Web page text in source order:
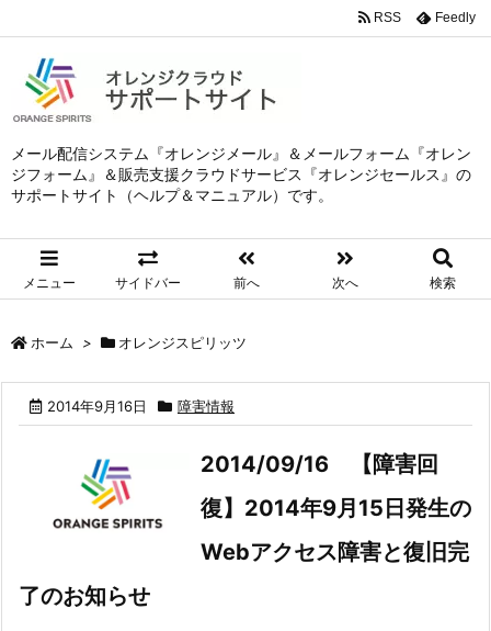
メール配信システム『オレンジメール』＆メールフォーム『オレン
ジフォーム』＆販売支援クラウドサービス『オレンジセールス』の
サポートサイト（ヘルプ＆マニュアル）です。
メニュー サイドバー 前へ 次へ 検索
RSS Feedly
ホーム > オレンジスピリッツ
2014年9月16日 障害情報
2014/09/16 【障害回
復】2014年9月15日発生の
Webアクセス障害と復旧完
了のお知らせ